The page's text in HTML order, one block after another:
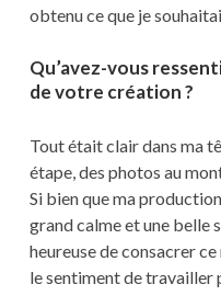
obtenu ce que je
Qu’avez-vous
de votre création ?
Tout était clair dans ma
étape, des photos au
Si bien que ma
grand calme et une belle
heureuse de consacrer
le sentiment de travailler